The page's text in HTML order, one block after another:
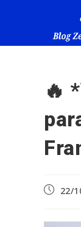
🔥
Post22/